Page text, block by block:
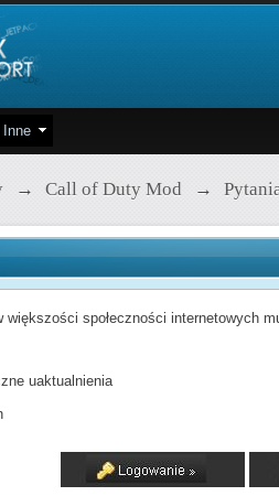
Inne
→ Call of Duty Mod →
większości społeczności internetowych
uaktualnienia